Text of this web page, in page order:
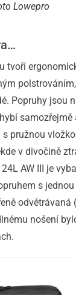
Lowepro
tvoří
Popruhy jsou
samozřejmě
pružnou
v divočině
AW III je
s
odvětrávaná
nošení